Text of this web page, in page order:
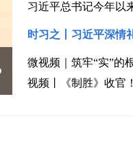
时习之丨习近平深情
微视频｜筑牢“实”的
视频丨《制胜》收官